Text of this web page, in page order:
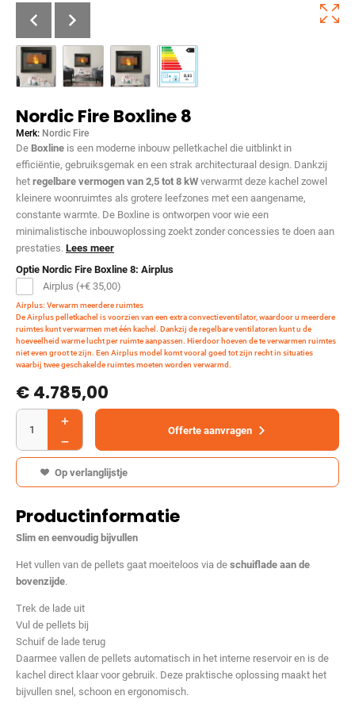
Nordic Fire Boxline 8
Merk: Nordic Fire
De Boxline is een moderne inbouw pelletkachel die uitblinkt in
efficiëntie, gebruiksgemak en een strak architecturaal design. Dankzij
het regelbare vermogen van 2,5 tot 8 kW verwarmt deze kachel zowel
kleinere woonruimtes als grotere leefzones met een aangename,
constante warmte. De Boxline is ontworpen voor wie een
minimalistische inbouwoplossing zoekt zonder concessies te doen aan
prestaties. Lees meer
Optie Nordic Fire Boxline 8: Airplus
Airplus (+€ 35,00)
Airplus: Verwarm meerdere ruimtes
De Airplus pelletkachel is voorzien van een extra convectieventilator, waardoor u meerdere
ruimtes kunt verwarmen met één kachel. Dankzij de regelbare ventilatoren kunt u de
hoeveelheid warme lucht per ruimte aanpassen. Hierdoor hoeven de te verwarmen ruimtes
niet even groot te zijn. Een Airplus model komt vooral goed tot zijn recht in situaties
waarbij twee geschakelde ruimtes moeten worden verwarmd.
€ 4.785,00
Offerte aanvragen
Op verlanglijstje
Productinformatie
Slim en eenvoudig bijvullen
Het vullen van de pellets gaat moeiteloos via de schuiflade aan de
bovenzijde.
Trek de lade uit
Vul de pellets bij
Schuif de lade terug
Daarmee vallen de pellets automatisch in het interne reservoir en is de
kachel direct klaar voor gebruik. Deze praktische oplossing maakt het
bijvullen snel, schoon en ergonomisch.